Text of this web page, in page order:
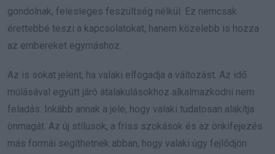
gondolnak, felesleges feszültség nélkül. Ez nemcsak
érettebbé teszi a kapcsolatokat, hanem közelebb is hozza
az embereket egymáshoz.
Az is sokat jelent, ha valaki elfogadja a változást. Az idő
múlásával együtt járó átalakulásokhoz alkalmazkodni nem
feladás. Inkább annak a jele, hogy valaki tudatosan alakítja
önmagát. Az új stílusok, a friss szokások és az önkifejezés
más formái segíthetnek abban, hogy valaki úgy fejlődjön